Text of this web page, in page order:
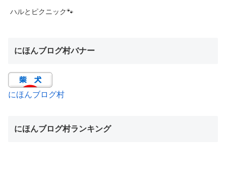
ハルとピクニック🐾
にほんブログ村バナー
にほんブログ村
にほんブログ村ランキング